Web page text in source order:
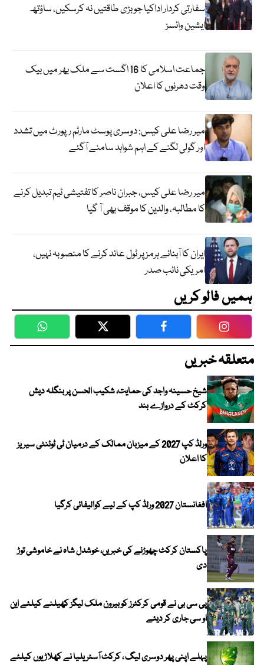
سفارتی کردار اداکیا جو بڑی طاقتیں نہ کرسکیں، ساؤتھ
ایشین وائسز
جماعت اسلامی کا 16 اگست سے ملک بھر میں بیک
وقت دھرنوں کا اعلان
میر رضا علی کیس: دوسری پوسٹ مارٹم رپورٹ میں تشدد
اور گولی لگنے کے اہم شواہد سامنے آگئے
میر رضا علی کیس، جبران ناصر کا تفتیشی ٹیم تبدیل کرنے
کا مطالبہ، والدین کا موقف بھی آ گیا
ایران کا آبنائے ہرمز پر ٹول عائد کرنے کا منصوبہ نہیں،
امریکی نائب صدر
ہمیں فالو کریں
WhatsApp Twitter Facebook
متعلقہ خبریں
شیخ حسینہ واجد کی حمایت، شکیب الحسن پر بنگلہ دیش
کرکٹ کے دروازے بند
ورلڈ کپ 2027 کے میزبان ممالک کے درمیان ٹی ٹوئنٹی سیریز
کا اعلان
افغانستان 2027 ورلڈ کپ کے لیے کوالیفائی کرگیا
پاکستان کرکٹ چھوڑنے کی خبریں، خوشدل شاہ نے خاموشی توڑ
دی
پی سی بی نے قومی کرکٹرز کو بیرون ملک لیگز کھیلنے کیلئے این
او سی جاری کر دیئے
پہلے اپنی پھر دوسری لیگ ، کرکٹ آسٹریلیا نے کھلاڑیوں کیلئے